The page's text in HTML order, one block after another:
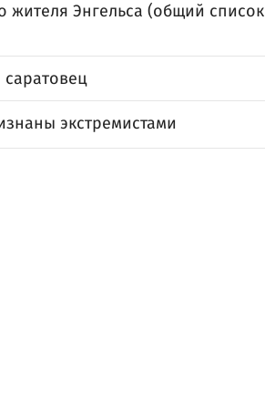
жителя Энгельса (общий список
саратовец
экстремистами